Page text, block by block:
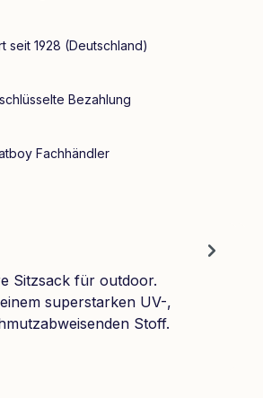
seit 1928 (Deutschland)
Bezahlung
Fachhändler
Sitzsack für outdoor.
superstarken UV-,
Stoff.